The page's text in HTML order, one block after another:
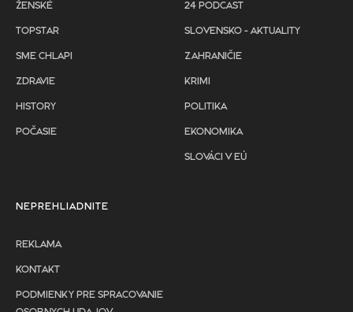
ŽENSKÉ
TOPSTAR
SME CHLAPI
ZDRAVIE
HISTORY
POČASIE
24 PODCAST
SLOVENSKO - AKTUALITY
ZAHRANIČIE
KRIMI
POLITIKA
EKONOMIKA
SLOVÁCI V EÚ
NEPREHLIADNITE
REKLAMA
KONTAKT
PODMIENKY PRE SPRACOVANIE